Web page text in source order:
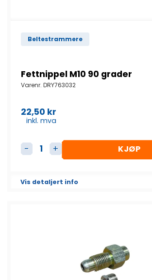
Beltestrammere
Fettnippel M10 90 grader
Varenr. DRY763032
22,50 kr
inkl. mva
Fettnippel M10 90 grader antall
KJØP
Vis detaljert info